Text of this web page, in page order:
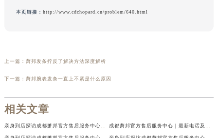
本页链接： http://www.cdchopard.cn/problem/640.html
上一篇： 萧邦发条拧反了解决方法深度解析
下一篇： 萧邦腕表发条一直上不紧是什么原因
相关文章
亲身到店探访成都萧邦官方售后服务中心｜最新电话及官方地址（2026年7月最新） 成都萧邦官方售后服务中心｜最新电话及官方地址权威信息公示（2026年7月最新）